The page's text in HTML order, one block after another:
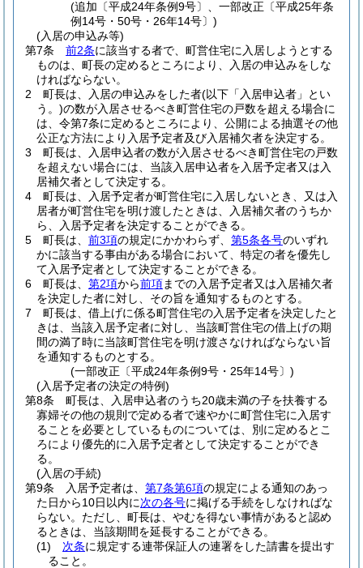
(追加〔平成24年条例9号〕、一部改正〔平成25年条
例14号・50号・26年14号〕)
(入居の申込み等)
第7条
前2条に該当する者で、町営住宅に入居しようとする
ものは、町長の定めるところにより、入居の申込みをしな
ければならない。
2
町長は、入居の申込みをした者(以下「入居申込者」とい
う。)の数が入居させるべき町営住宅の戸数を超える場合に
は、令第7条に定めるところにより、公開による抽選その他
公正な方法により入居予定者及び入居補欠者を決定する。
3
町長は、入居申込者の数が入居させるべき町営住宅の戸数
を超えない場合には、当該入居申込者を入居予定者又は入
居補欠者として決定する。
4
町長は、入居予定者が町営住宅に入居しないとき、又は入
居者が町営住宅を明け渡したときは、入居補欠者のうちか
ら、入居予定者を決定することができる。
5
町長は、 前3項の規定にかかわらず、 第5条各号のいずれ
かに該当する事由がある場合において、特定の者を優先し
て入居予定者として決定することができる。
6
町長は、 第2項から前項までの入居予定者又は入居補欠者
を決定した者に対し、その旨を通知するものとする。
7
町長は、借上げに係る町営住宅の入居予定者を決定したと
きは、当該入居予定者に対し、当該町営住宅の借上げの期
間の満了時に当該町営住宅を明け渡さなければならない旨
を通知するものとする。
(一部改正〔平成24年条例9号・25年14号〕)
(入居予定者の決定の特例)
第8条
町長は、入居申込者のうち20歳未満の子を扶養する
寡婦その他の規則で定める者で速やかに町営住宅に入居す
ることを必要としているものについては、別に定めるとこ
ろにより優先的に入居予定者として決定することができ
る。
(入居の手続)
第9条
入居予定者は、 第7条第6項の規定による通知のあっ
た日から10日以内に次の各号に掲げる手続をしなければな
らない。 ただし、町長は、やむを得ない事情があると認め
るときは、当該期間を延長することができる。
(1)
次条に規定する連帯保証人の連署をした請書を提出す
ること。